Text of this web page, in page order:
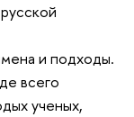
и подходы.
всего
ученых,